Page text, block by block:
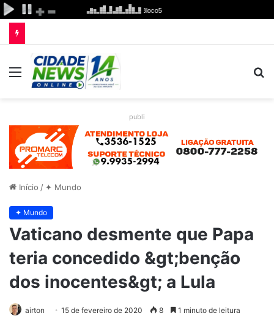
Menu
publi
Início / ✦ Mundo
✦ Mundo
Vaticano desmente que Papa
teria concedido &gt;benção
dos inocentes&gt; a Lula
airton 15 de fevereiro de 2020 8 1 minuto de leitura